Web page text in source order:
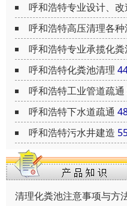
呼和浩特专业设计、改
呼和浩特高压清理各种
呼和浩特专业承揽化粪
呼和浩特化粪池清理
呼和浩特工业管道疏通
呼和浩特下水道疏通
呼和浩特污水井建造
清理化粪池注意事项与方